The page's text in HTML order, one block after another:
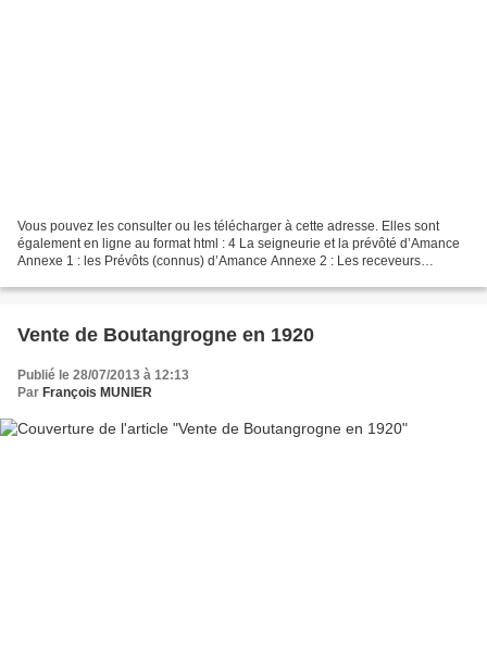
Vous pouvez les consulter ou les télécharger à cette adresse. Elles sont
également en ligne au format html : 4 La seigneurie et la prévôté d’Amance
Annexe 1 : les Prévôts (connus) d’Amance Annexe 2 : Les receveurs
Vente de Boutangrogne en 1920
Publié le 28/07/2013 à 12:13
Par François MUNIER